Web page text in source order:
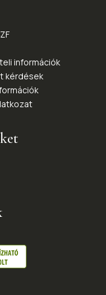
információk
kérdések